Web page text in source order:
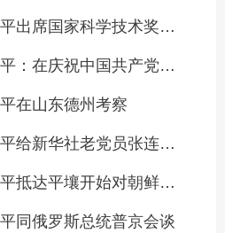
【高层动态】习近平出席国家科学技术奖励大会两院院士大会中国科协第十一次全国代表大会并发表重要讲话
【高层动态】习近平：在庆祝中国共产党成立105周年大会上的讲话
在山东德州考察
【高层动态】习近平给新华社老党员张连生回信强调 传承红色基因 在新征程上书写优异答卷
【高层动态】习近平抵达平壤开始对朝鲜进行国事访问
同俄罗斯总统普京会谈